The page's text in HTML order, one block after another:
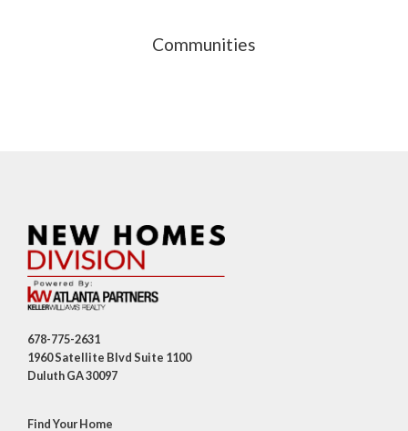
Communities
678-775-2631
1960 Satellite Blvd Suite 1100
Duluth GA 30097
Find Your Home